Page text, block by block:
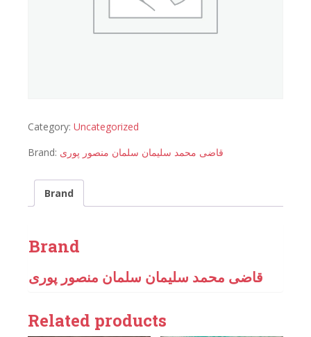
Category: Uncategorized
Brand: قاضی محمد سلیمان سلمان منصور پوری
Brand
Brand
قاضی محمد سلیمان سلمان منصور پوری
Related products